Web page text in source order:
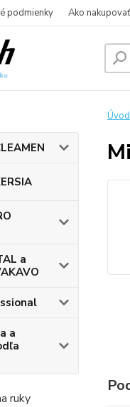
podmienky Ako
a
a
ruky
Úvod